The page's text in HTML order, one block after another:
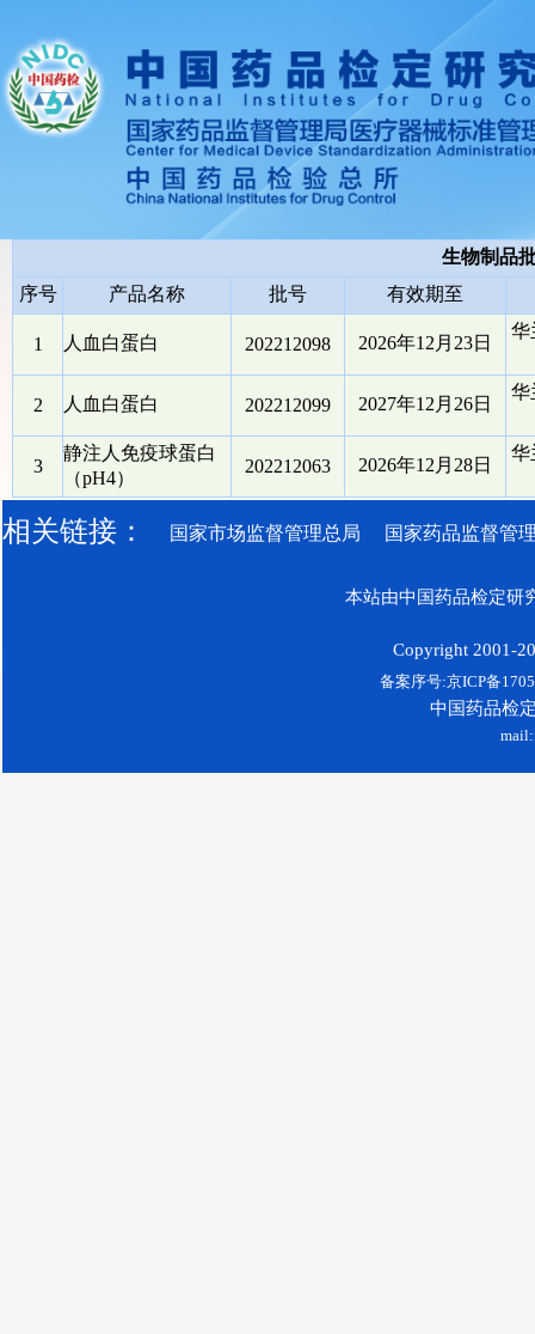
生物制品
序号
产品名称 批号 有效期至
1 人血白蛋白 202212098 2026年12月23日
华
2 人血白蛋白 202212099 2027年12月26日
华
3
静注人免疫球蛋白
（pH4）
202212063 2026年12月28日
华
相关链接： 国家市场监督管理总局 国家药品监督管
本站由中国药品检定研
Copyright 2001-
备案序号:京ICP备
中国药品检